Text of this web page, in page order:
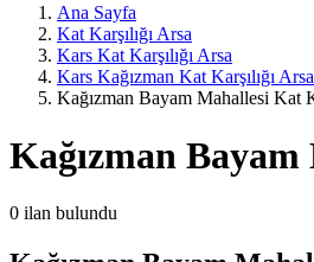
Ana Sayfa
Kat Karşılığı Arsa
Kars Kat Karşılığı Arsa
Kars Kağızman Kat Karşılığı Arsa
Kağızman Bayam Mahallesi Kat
Kağızman Bayam
0 ilan bulundu